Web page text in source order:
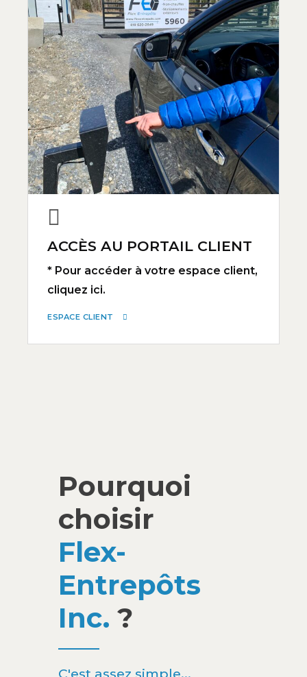
ACCÈS AU PORTAIL CLIENT
* Pour accéder à votre espace client,
cliquez ici.
ESPACE CLIENT
Pourquoi
choisir
Flex-
Entrepôts
Inc. ?
C'est assez simple...